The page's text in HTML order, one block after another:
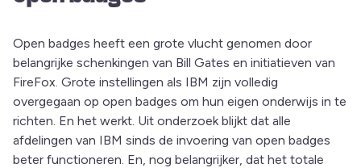
Open badges heeft een grote vlucht genomen door
belangrijke schenkingen van Bill Gates en initiatieven van
FireFox. Grote instellingen als IBM zijn volledig
overgegaan op open badges om hun eigen onderwijs in te
richten. En het werkt. Uit onderzoek blijkt dat alle
afdelingen van IBM sinds de invoering van open badges
beter functioneren. En, nog belangrijker, dat het totale